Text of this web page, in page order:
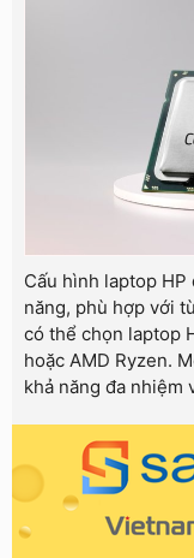
Cấu hình laptop
năng, phù hợp với
có thể chọn laptop
hoặc AMD Ryzen.
khả năng đa nhiệm